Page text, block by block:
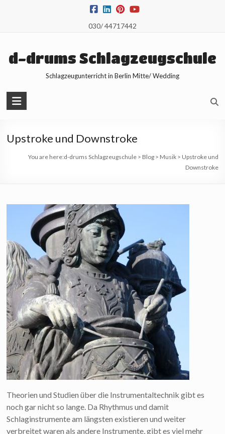
030/ 44717442
d-drums Schlagzeugschule
Schlagzeugunterricht in Berlin Mitte/ Wedding
Upstroke und Downstroke
You are here:d-drums Schlagzeugschule> Blog> Musik> Upstroke und
Downstroke
Theorien und Studien über die Instrumentaltechnik gibt es
noch gar nicht so lange. Da Rhythmus und damit
Schlaginstrumente am längsten existieren und weiter
verbreitet waren als andere Instrumente, gibt es viel mehr